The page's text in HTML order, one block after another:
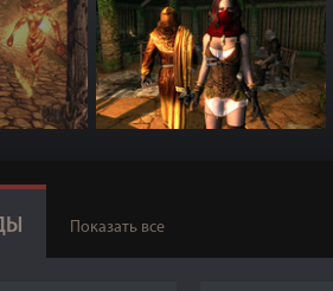
Показать все